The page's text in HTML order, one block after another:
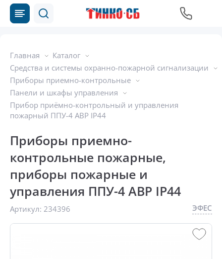
Главная
Каталог
Средства и системы охранно-пожарной сигнализации
Приборы приемно-контрольные
Панели и шкафы управления
Прибор приёмно-контрольный и управления
пожарный ППУ-4 АВР IP44
Приборы приемно-
контрольные пожарные,
приборы пожарные и
управления ППУ-4 АВР IP44
Артикул: 234396 ЭФЕС